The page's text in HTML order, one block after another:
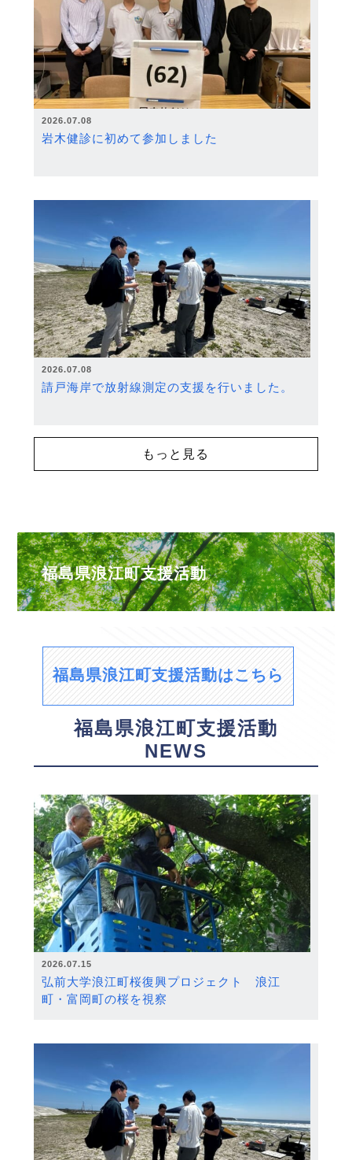
2026.07.08
岩木健診に初めて参加しました
2026.07.08
請戸海岸で放射線測定の支援を行いました。
もっと見る
福島県浪江町支援活動
福島県浪江町支援活動はこちら
福島県浪江町支援活動
NEWS
2026.07.15
弘前大学浪江町桜復興プロジェクト 浪江
町・富岡町の桜を視察